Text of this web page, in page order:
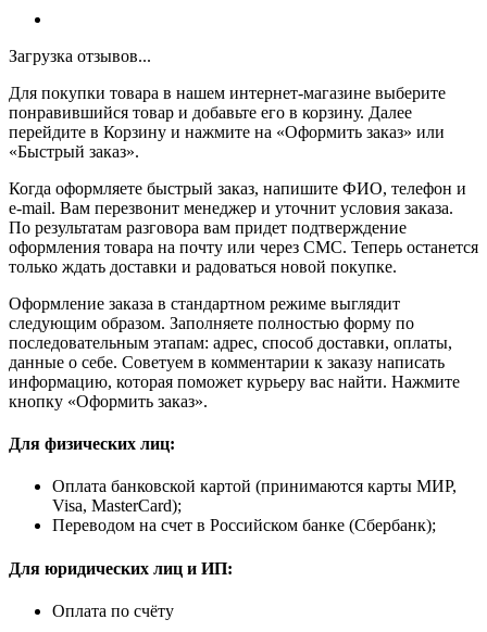
Загрузка отзывов...
Для покупки товара в нашем интернет-магазине выберите
понравившийся товар и добавьте его в корзину. Далее
перейдите в Корзину и нажмите на «Оформить заказ» или
«Быстрый заказ».
Когда оформляете быстрый заказ, напишите ФИО, телефон и
e-mail. Вам перезвонит менеджер и уточнит условия заказа.
По результатам разговора вам придет подтверждение
оформления товара на почту или через СМС. Теперь останется
только ждать доставки и радоваться новой покупке.
Оформление заказа в стандартном режиме выглядит
следующим образом. Заполняете полностью форму по
последовательным этапам: адрес, способ доставки, оплаты,
данные о себе. Советуем в комментарии к заказу написать
информацию, которая поможет курьеру вас найти. Нажмите
кнопку «Оформить заказ».
Для физических лиц:
Оплата банковской картой (принимаются карты МИР,
Visa, MasterCard);
Переводом на счет в Российском банке (Сбербанк);
Для юридических лиц и ИП:
Оплата по счёту